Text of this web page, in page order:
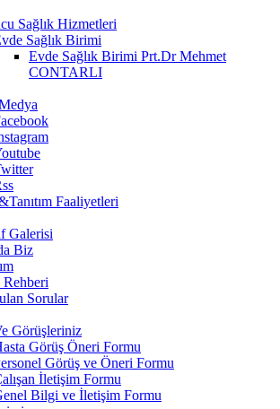
Sağlık Hizmetleri
Sağlık Birimi
Evde Sağlık Birimi Prt.Dr Mehmet
CONTARLI
Faaliyetleri
Galerisi
Biz
Sorular
Görüşleriniz
Görüş Öneri Formu
Görüş ve Öneri Formu
İletişim Formu
Bilgi ve İletişim Formu